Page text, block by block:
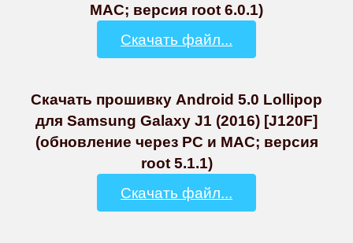
MAC; версия root 6.0.1)
Скачать файл...
Скачать прошивку Android 5.0 Lollipop
для Samsung Galaxy J1 (2016) [J120F]
(обновление через PC и MAC; версия
root 5.1.1)
Скачать файл...